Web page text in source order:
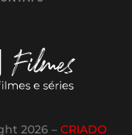
2026 – CRIADO